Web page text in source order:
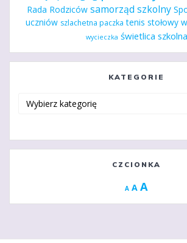
Rada Rodziców samorząd szkolny
uczniów szlachetna paczka tenis stołowy
wycieczka świetlica szkolna
KATEGORIE
CZCIONKA
A Decrease
A Reset
A